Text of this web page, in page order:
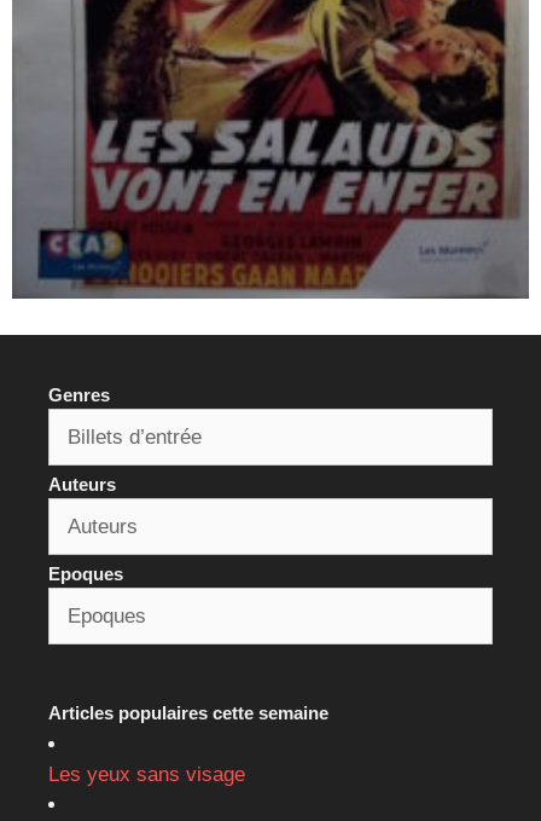
Genres
Auteurs
Epoques
Articles populaires cette semaine
Les yeux sans visage